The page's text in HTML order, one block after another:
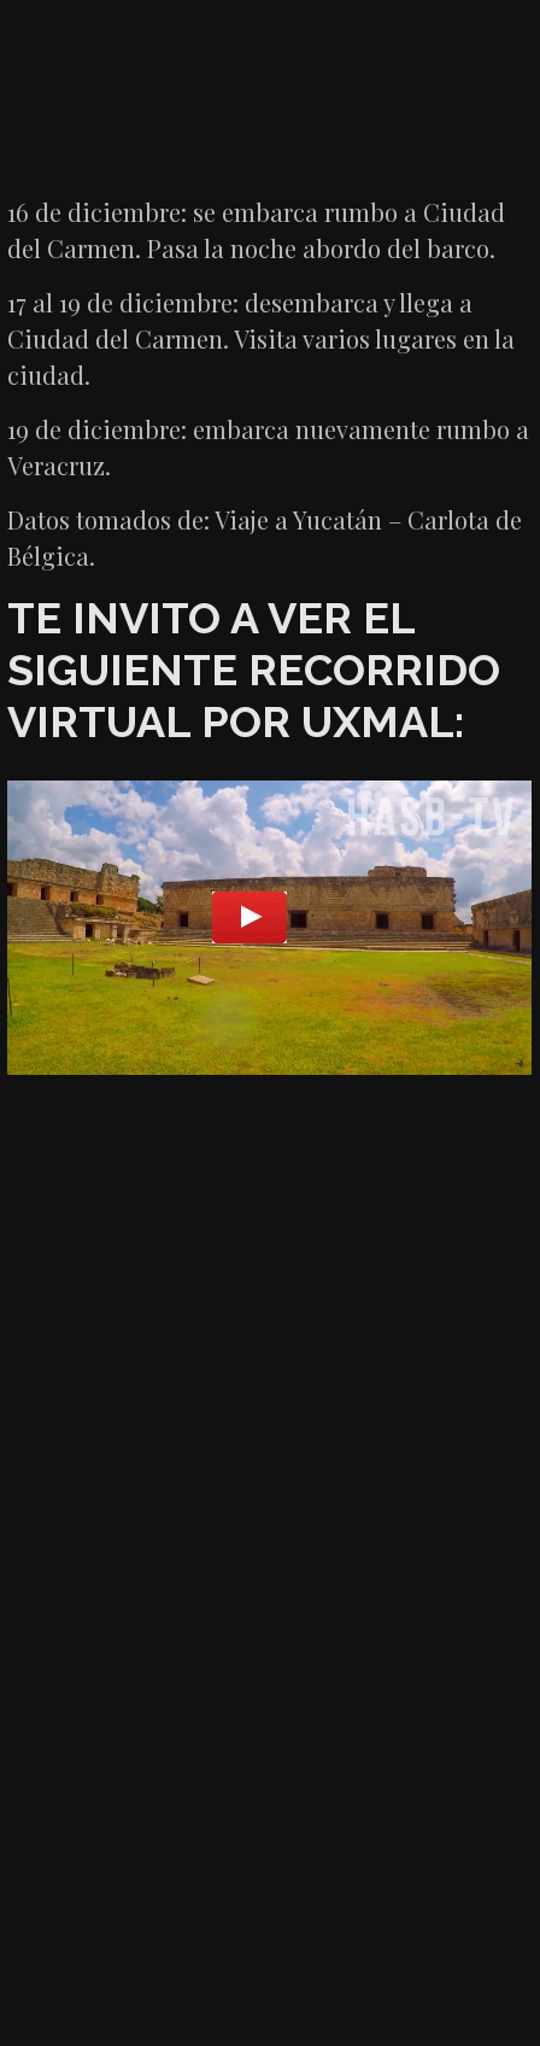
16 de diciembre: se embarca rumbo a Ciudad
del Carmen. Pasa la noche abordo del barco.
17 al 19 de diciembre: desembarca y llega a
Ciudad del Carmen. Visita varios lugares en la
ciudad.
19 de diciembre: embarca nuevamente rumbo a
Veracruz.
Datos tomados de: Viaje a Yucatán – Carlota de
Bélgica.
TE INVITO A VER EL
SIGUIENTE RECORRIDO
VIRTUAL POR UXMAL: